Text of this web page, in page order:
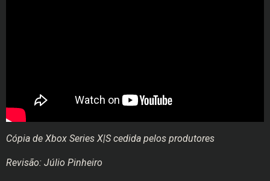
Cópia de Xbox Series X|S cedida pelos produtores
Revisão: Júlio Pinheiro